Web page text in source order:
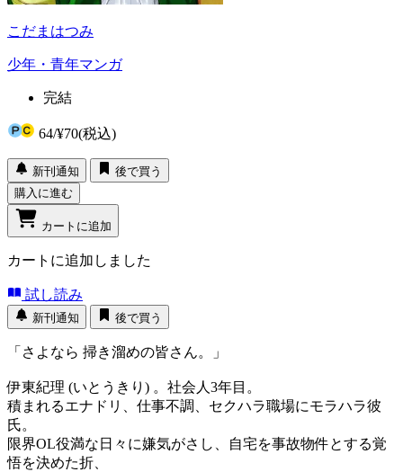
こだまはつみ
少年・青年マンガ
完結
64/¥70(税込)
新刊通知
後で買う
購入に進む
カートに追加
カートに追加しました
試し読み
新刊通知 後で買う
「さよなら 掃き溜めの皆さん。」
伊東紀理 (いとうきり) 。社会人3年目。
積まれるエナドリ、仕事不調、セクハラ職場にモラハラ彼
氏。
限界OL役満な日々に嫌気がさし、自宅を事故物件とする覚
悟を決めた折、